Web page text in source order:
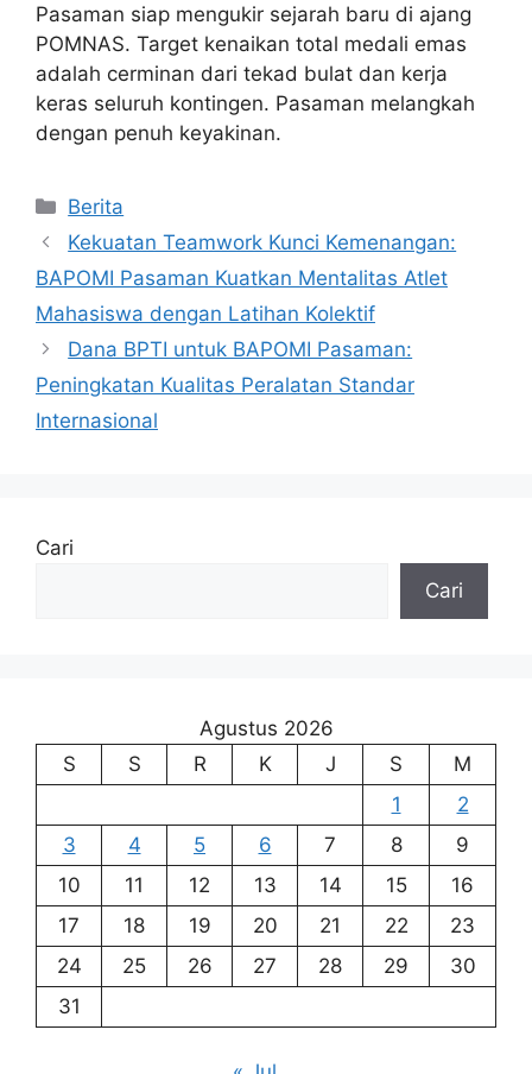
Pasaman siap mengukir sejarah baru di ajang
POMNAS. Target kenaikan total medali emas
adalah cerminan dari tekad bulat dan kerja
keras seluruh kontingen. Pasaman melangkah
dengan penuh keyakinan.
Kategori
Berita
Kekuatan Teamwork Kunci Kemenangan:
BAPOMI Pasaman Kuatkan Mentalitas Atlet
Mahasiswa dengan Latihan Kolektif
Dana BPTI untuk BAPOMI Pasaman:
Peningkatan Kualitas Peralatan Standar
Internasional
Cari
Cari
Agustus 2026
S
S R K J S
M
1
2
3
4 5 6 7 8
9
10
11 12 13 14 15
16
17
18 19 20 21 22
23
24
25 26 27 28 29
30
31